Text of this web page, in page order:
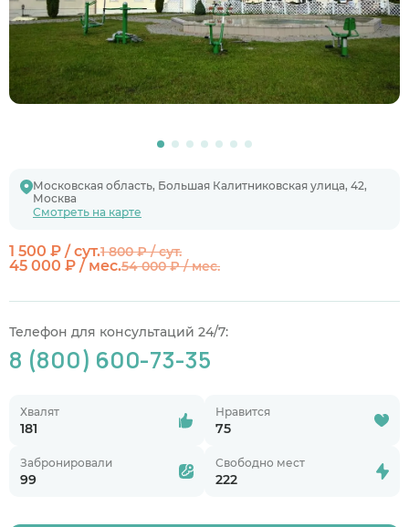
Московская область, Большая Калитниковская улица, 42,
Москва
Смотреть на карте
1 500 ₽ / сут.1 800 ₽ / сут.
45 000 ₽ / мес.54 000 ₽ / мес.
Телефон для консультаций 24/7:
8 (800) 600-73-35
Хвалят
181
Нравится
75
Забронировали
99
Свободно мест
222